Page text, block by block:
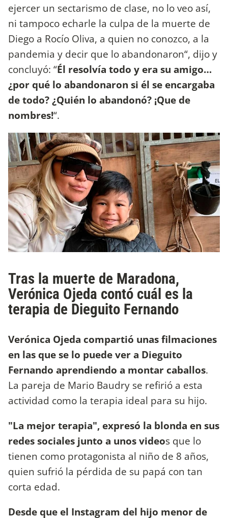
ejercer un sectarismo de clase, no lo veo así,
ni tampoco echarle la culpa de la muerte de
Diego a Rocío Oliva, a quien no conozco, a la
pandemia y decir que lo abandonaron“, dijo y
concluyó: “Él resolvía todo y era su amigo…
¿por qué lo abandonaron si él se encargaba
de todo? ¿Quién lo abandonó? ¡Que de
nombres!“.
Tras la muerte de Maradona,
Verónica Ojeda contó cuál es la
terapia de Dieguito Fernando
Verónica Ojeda compartió unas filmaciones
en las que se lo puede ver a Dieguito
Fernando aprendiendo a montar caballos.
La pareja de Mario Baudry se refirió a esta
actividad como la terapia ideal para su hijo.
"La mejor terapia", expresó la blonda en sus
redes sociales junto a unos videos que lo
tienen como protagonista al niño de 8 años,
quien sufrió la pérdida de su papá con tan
corta edad.
Desde que el Instagram del hijo menor de